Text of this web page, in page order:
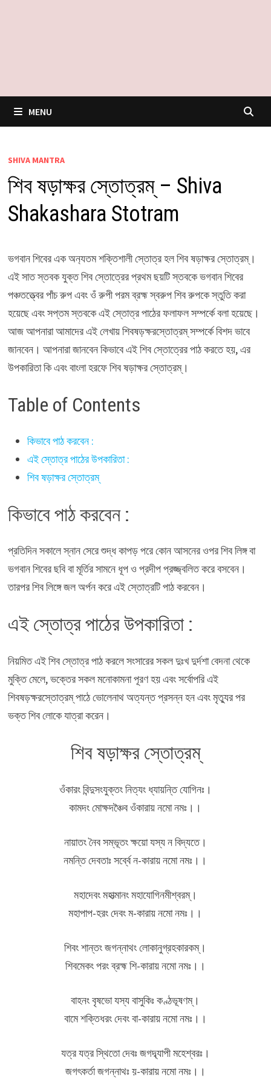
MENU
SHIVA MANTRA
শিব ষড়াক্ষর স্তোত্রম্ – Shiva
Shakashara Stotram
ভগবান শিবের এক অন‍্যতম শক্তিশালী স্তোত্র হল শিব ষড়াক্ষর স্তোত্রম্।
এই সাত স্তবক যুক্ত শিব স্তোত্রের প্রথম ছয়টি স্তবকে ভগবান শিবের
পঞ্চতত্ত্বের পাঁচ রুপ এবং ওঁ রুপী পরম ব্রহ্ম স্বরুপ শিব রুপকে স্তুতি করা
হয়েছে এবং সপ্তম স্তবকে এই স্তোত্র পাঠের ফলাফল সম্পর্কে বলা হয়েছে।
আজ আপনারা আমাদের এই লেখায় শিবষড়ক্ষরস্তোত্রম্ সম্পর্কে বিশদ ভাবে
জানবেন। আপনারা জানবেন কিভাবে এই শিব স্তোত্রের পাঠ করতে হয়, এর
উপকারিতা কি এবং বাংলা হরফে শিব ষড়াক্ষর স্তোত্রম্।
Table of Contents
কিভাবে পাঠ করবেন :
এই স্তোত্র পাঠের উপকারিতা :
শিব ষড়াক্ষর স্তোত্রম্
কিভাবে পাঠ করবেন :
প্রতিদিন সকালে স্নান সেরে শুদ্ধ কাপড় পরে কোন আসনের ওপর শিব লিঙ্গ বা
ভগবান শিবের ছবি বা মূর্তির সামনে ধূপ ও প্রদীপ প্রজ্জ্বলিত করে বসবেন।
তারপর শিব লিঙ্গে জল অর্পন করে এই স্তোত্রটি পাঠ করবেন।
এই স্তোত্র পাঠের উপকারিতা :
নিয়মিত এই শিব স্তোত্র পাঠ করলে সংসারের সকল দুঃখ দুর্দশা বেদনা থেকে
মুক্তি মেলে, ভক্তের সকল মনোকামনা পূরণ হয় এবং সর্বোপরি এই
শিবষড়ক্ষরস্তোত্রম্ পাঠে ভোলেনাথ অত্যন্ত প্রসন্ন হন এবং মৃত‍্যুর পর
ভক্ত শিব লোকে যাত্রা করেন।
শিব ষড়াক্ষর স্তোত্রম্
ওঁকারং বিন্দুসংযুক্তং নিত্যং ধ্যায়ন্তি যোগিনঃ।
কামদং মোক্ষদঞ্চৈব ওঁকারায় নমো নমঃ।।
নায়াতং নৈব সম্ভূতং ক্ষয়ো যস্য ন বিদ্যতে।
নমন্তি দেবতাঃ সর্ব্বে ন-কারায় নমো নমঃ।।
মহাদেবং মহাত্মানং মহাযোগিনমীশ্বরম্।
মহাপাপ-হরং দেবং ম-কারায় নমো নমঃ।।
শিবং শান্তং জগন্নাথং লোকানুগ্রহকারকম্।
শিবমেকং পরং ব্রহ্ম শি-কারায় নমো নমঃ।।
বাহনং বৃষভো যস্য বাসুকিঃ কণ্ঠভূষণম্।
বামে শক্তিধরং দেবং বা-কারায় নমো নমঃ।।
যত্র যত্র স্থিতো দেবঃ জগদ্ব্যাপী মহেশ্বরঃ।
জগৎকর্তা জগন্নাথঃ য়-কারায় নমো নমঃ।।